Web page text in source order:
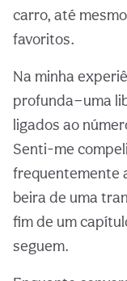
carro, até
favoritos.
Na minha
profunda—uma
ligados ao
Senti-me
frequentemente
beira de uma
fim de um
seguem.